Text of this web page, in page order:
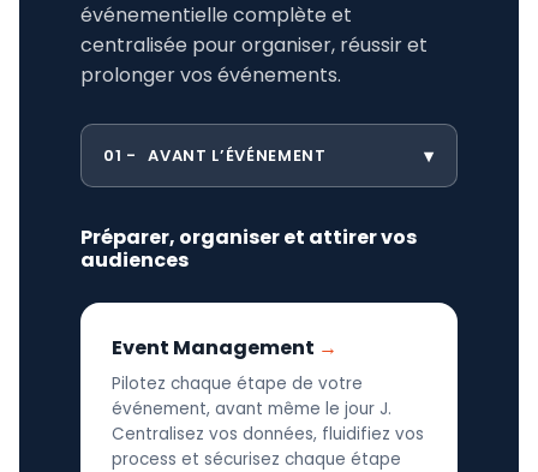
événementielle complète et
centralisée pour organiser, réussir et
prolonger vos événements.
01 AVANT L’ÉVÉNEMENT
Préparer, organiser et attirer vos
audiences
Event Management
Pilotez chaque étape de votre
événement, avant même le jour J.
Centralisez vos données, fluidifiez vos
process et sécurisez chaque étape